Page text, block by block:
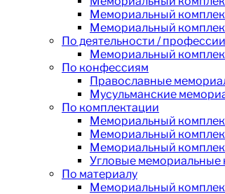
Мемориальный
Мемориальный
По деятельности / профессии
Мемориальный
По конфессиям
Православные
Мусульманские
По комплектации
Мемориальный
Мемориальный
Мемориальный
Угловые мемориальные
По материалу
Мемориальный